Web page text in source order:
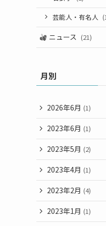
芸能人・有名人
ニュース (21)
月別
2026年6月 (1)
2023年6月 (1)
2023年5月 (2)
2023年4月 (1)
2023年2月 (4)
2023年1月 (1)